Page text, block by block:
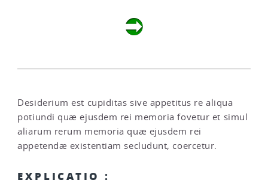
Desiderium est cupiditas sive appetitus re aliqua
potiundi quæ ejusdem rei memoria fovetur et simul
aliarum rerum memoria quæ ejusdem rei
appetendæ existentiam secludunt, coercetur.
EXPLICATIO :